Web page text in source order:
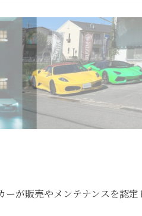
ーが販売やメンテナンスを認定